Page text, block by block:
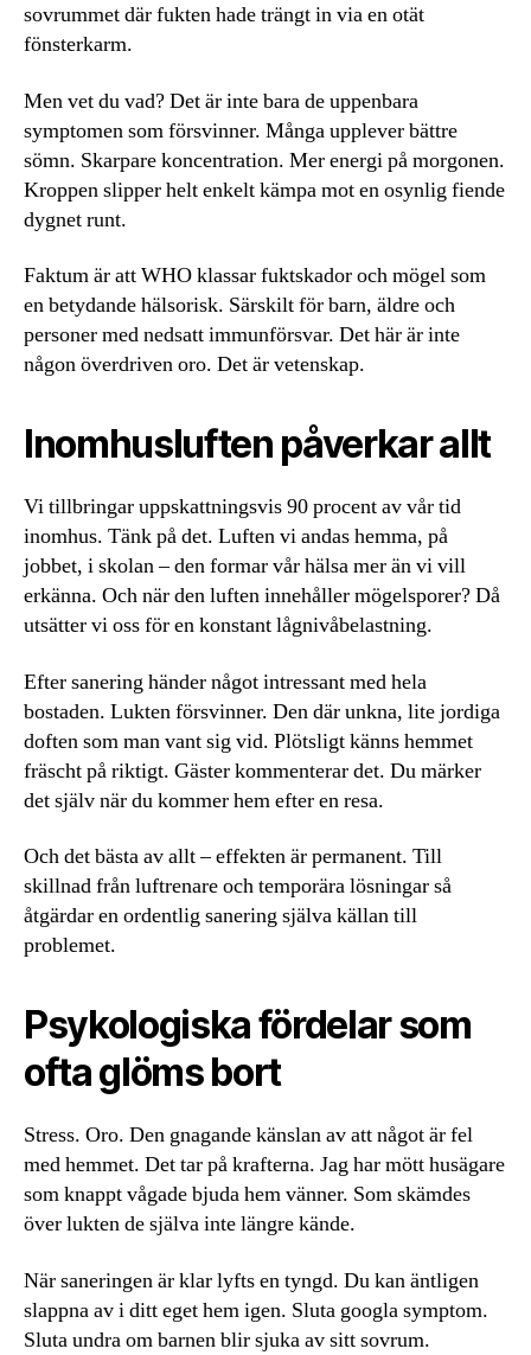
sovrummet där fukten hade trängt in via en otät
fönsterkarm.
Men vet du vad? Det är inte bara de uppenbara
symptomen som försvinner. Många upplever bättre
sömn. Skarpare koncentration. Mer energi på morgonen.
Kroppen slipper helt enkelt kämpa mot en osynlig fiende
dygnet runt.
Faktum är att WHO klassar fuktskador och mögel som
en betydande hälsorisk. Särskilt för barn, äldre och
personer med nedsatt immunförsvar. Det här är inte
någon överdriven oro. Det är vetenskap.
Inomhusluften påverkar allt
Vi tillbringar uppskattningsvis 90 procent av vår tid
inomhus. Tänk på det. Luften vi andas hemma, på
jobbet, i skolan – den formar vår hälsa mer än vi vill
erkänna. Och när den luften innehåller mögelsporer? Då
utsätter vi oss för en konstant lågnivåbelastning.
Efter sanering händer något intressant med hela
bostaden. Lukten försvinner. Den där unkna, lite jordiga
doften som man vant sig vid. Plötsligt känns hemmet
fräscht på riktigt. Gäster kommenterar det. Du märker
det själv när du kommer hem efter en resa.
Och det bästa av allt – effekten är permanent. Till
skillnad från luftrenare och temporära lösningar så
åtgärdar en ordentlig sanering själva källan till
problemet.
Psykologiska fördelar som
ofta glöms bort
Stress. Oro. Den gnagande känslan av att något är fel
med hemmet. Det tar på krafterna. Jag har mött husägare
som knappt vågade bjuda hem vänner. Som skämdes
över lukten de själva inte längre kände.
När saneringen är klar lyfts en tyngd. Du kan äntligen
slappna av i ditt eget hem igen. Sluta googla symptom.
Sluta undra om barnen blir sjuka av sitt sovrum.